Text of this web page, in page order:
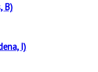
B)
I)